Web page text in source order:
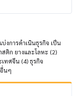
งการดำเนินธุรกิจ เป็น
ติก ยางและโลหะ (2)
ทศจีน (4) ธุรกิจ
นๆ